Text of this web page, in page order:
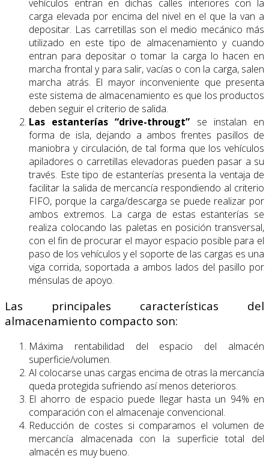
vehículos entran en dichas calles interiores con la
carga elevada por encima del nivel en el que la van a
depositar. Las carretillas son el medio mecánico más
utilizado en este tipo de almacenamiento y cuando
entran para depositar o tomar la carga lo hacen en
marcha frontal y para salir, vacías o con la carga, salen
marcha atrás. El mayor inconveniente que presenta
este sistema de almacenamiento es que los productos
deben seguir el criterio de salida.
Las estanterías “drive-througt” se instalan en
forma de isla, dejando a ambos frentes pasillos de
maniobra y circulación, de tal forma que los vehículos
apiladores o carretillas elevadoras pueden pasar a su
través. Este tipo de estanterías presenta la ventaja de
facilitar la salida de mercancía respondiendo al criterio
FIFO, porque la carga/descarga se puede realizar por
ambos extremos. La carga de estas estanterías se
realiza colocando las paletas en posición transversal,
con el fin de procurar el mayor espacio posible para el
paso de los vehículos y el soporte de las cargas es una
viga corrida, soportada a ambos lados del pasillo por
ménsulas de apoyo.
Las principales características del
almacenamiento compacto son:
Máxima rentabilidad del espacio del almacén
superficie/volumen.
Al colocarse unas cargas encima de otras la mercancía
queda protegida sufriendo así menos deterioros.
El ahorro de espacio puede llegar hasta un 94% en
comparación con el almacenaje convencional.
Reducción de costes si comparamos el volumen de
mercancía almacenada con la superficie total del
almacén es muy bueno.